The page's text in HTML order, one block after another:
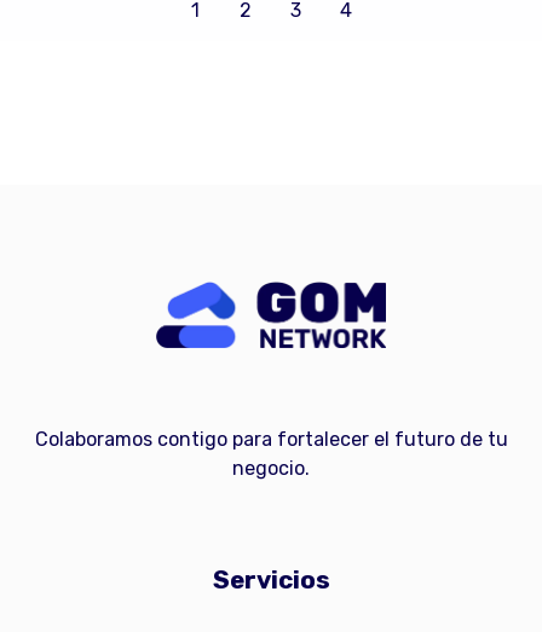
1 2 3 4
Colaboramos contigo para fortalecer el futuro de tu
negocio.
Servicios